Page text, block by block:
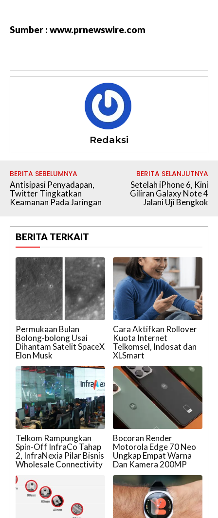
Sumber : www.prnewswire.com
Redaksi
BERITA SEBELUMNYA
Antisipasi Penyadapan,
Twitter Tingkatkan
Keamanan Pada Jaringan
BERITA SELANJUTNYA
Setelah iPhone 6, Kini
Giliran Galaxy Note 4
Jalani Uji Bengkok
BERITA TERKAIT
Permukaan Bulan
Bolong-bolong Usai
Dihantam Satelit SpaceX
Elon Musk
Cara Aktifkan Rollover
Kuota Internet
Telkomsel, Indosat dan
XLSmart
Telkom Rampungkan
Spin-Off InfraCo Tahap
2, InfraNexia Pilar Bisnis
Wholesale Connectivity
Bocoran Render
Motorola Edge 70 Neo
Ungkap Empat Warna
Dan Kamera 200MP